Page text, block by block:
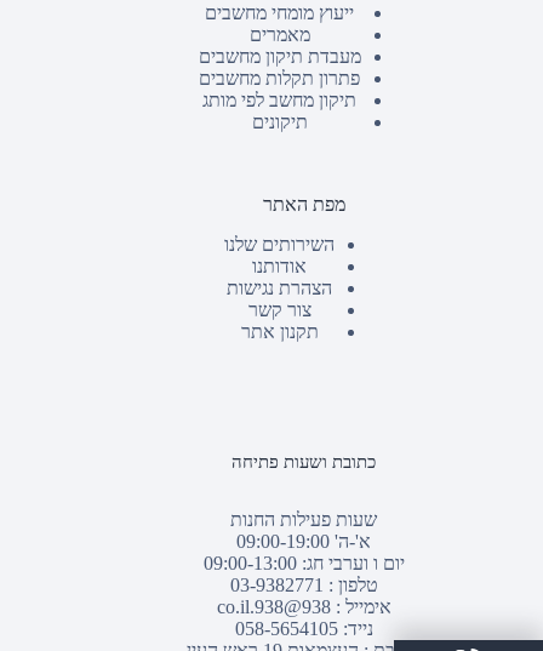
ייעוץ מומחי מחשבים
מאמרים
מעבדת תיקון מחשבים
פתרון תקלות מחשבים
תיקון מחשב לפי מותג
תיקונים
מפת האתר
השירותים שלנו
אודותנו
הצהרת נגישות
צור קשר
תקנון אתר
כתובת ושעות פתיחה
שעות פעילות החנות
א'-ה' 09:00-19:00
יום ו וערבי חג: 09:00-13:00
טלפון : 03-9382771
אימייל :938@938.co.il
נייד: 058-5654105